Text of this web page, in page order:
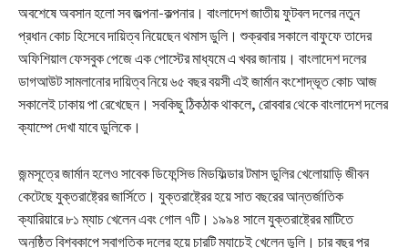
অবশেষে অবসান হলো সব জল্পনা-কল্পনার। বাংলাদেশ জাতীয় ফুটবল দলের নতুন
প্রধান কোচ হিসেবে দায়িত্ব নিয়েছেন থমাস ডুলি। শুক্রবার সকালে বাফুফে তাদের
অফিশিয়াল ফেসবুক পেজে এক পোস্টের মাধ্যমে এ খবর জানায়। ‎বাংলাদেশ দলের
ডাগআউট সামলানোর দায়িত্ব নিয়ে ৬৫ বছর বয়সী এই জার্মান বংশোদ্ভূত কোচ আজ
সকালেই ঢাকায় পা রেখেছেন। সবকিছু ঠিকঠাক থাকলে, রোববার থেকে বাংলাদেশ দলের
ক্যাম্পে দেখা যাবে ডুলিকে।
‎জন্মসূত্রে জার্মান হলেও সাবেক ডিফেন্সিভ মিডফিল্ডার টমাস ডুলির খেলোয়াড়ি জীবন
কেটেছে যুক্তরাষ্ট্রের জার্সিতে। যুক্তরাষ্ট্রের হয়ে সাত বছরের আন্তর্জাতিক
ক্যারিয়ারে ৮১ ম্যাচ খেলেন এবং গোল ৭টি। ‎‎১৯৯৪ সালে যুক্তরাষ্ট্রের মাটিতে
অনুষ্ঠিত বিশ্বকাপে স্বাগতিক দলের হয়ে চারটি ম্যাচেই খেলেন ডুলি। চার বছর পর